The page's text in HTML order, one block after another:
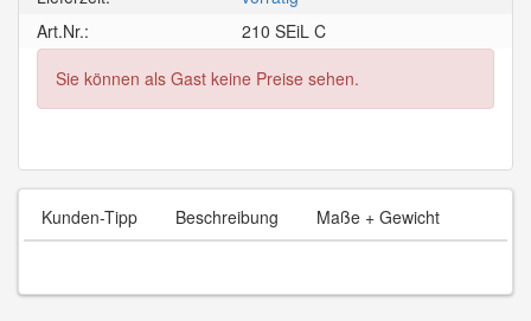
Art.Nr.:
210 SEiL C
Sie können als Gast keine Preise sehen.
Kunden-Tipp Beschreibung Maße + Gewicht